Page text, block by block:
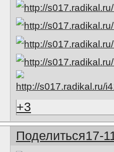
+3
Поделиться17-